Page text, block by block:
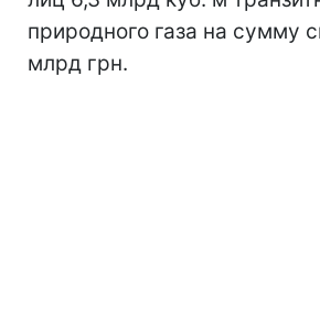
природного газа на сумму
млрд грн.